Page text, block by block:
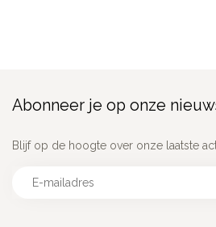
Abonneer je op onze
Blijf op de hoogte over onze laatste